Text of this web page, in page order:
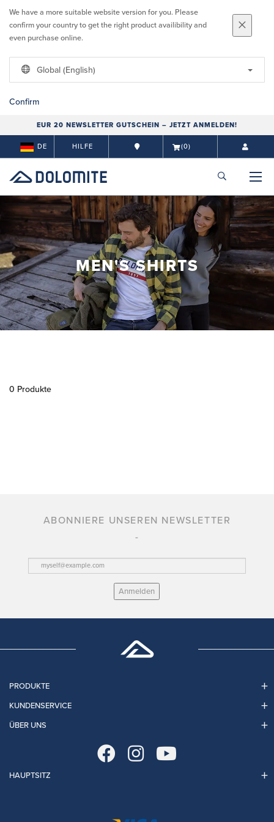
We have a more suitable website version for you. Please
confirm your country to get the right product availibility and
even purchase online.
Global (English)
Confirm
EUR 20 NEWSLETTER GUTSCHEIN – JETZT ANMELDEN!
DE HILFE (0)
MEN'S SHIRTS
0 Produkte
ABONNIERE UNSEREN NEWSLETTER
Anmelden
PRODUKTE
KUNDENSERVICE
ÜBER UNS
HAUPTSITZ